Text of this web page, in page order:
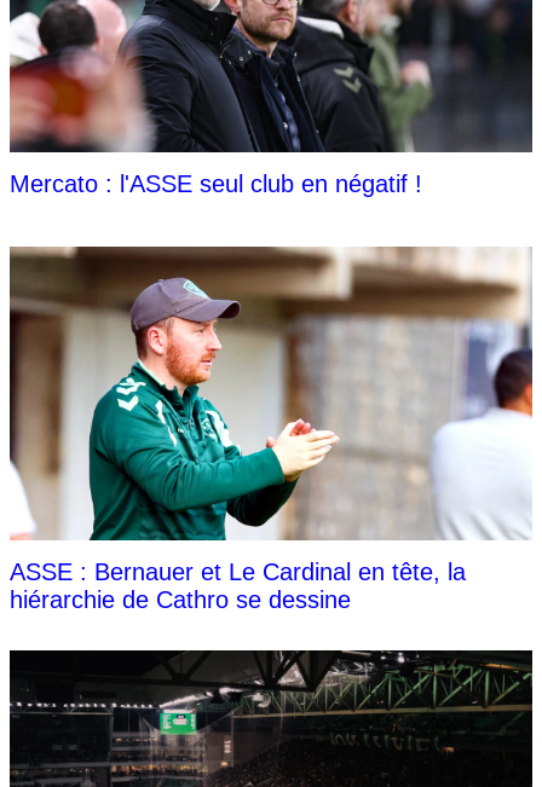
Mercato : l'ASSE seul club en négatif !
ASSE : Bernauer et Le Cardinal en tête, la
hiérarchie de Cathro se dessine